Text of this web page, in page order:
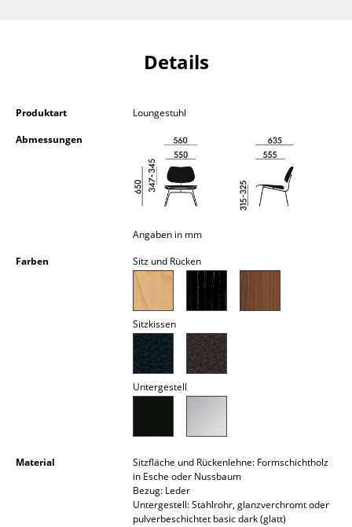
Licht
Hängeleuchten & Deckenleuchten
Schreibtischleuchten
Stehleuchten & Leseleuchten
Bodenleuchten
Outdoor-Leuchten
Doppelbetten
Details
Produktart
Loungestuhl
Abmessungen
Angaben in mm
Farben Sitz und Rücken
Sitzkissen
Untergestell
Material
Sitzfläche und Rückenlehne: Formschichtholz
in Esche oder Nussbaum
Bezug: Leder
Untergestell: Stahlrohr, glanzverchromt oder
pulverbeschichtet basic dark (glatt)